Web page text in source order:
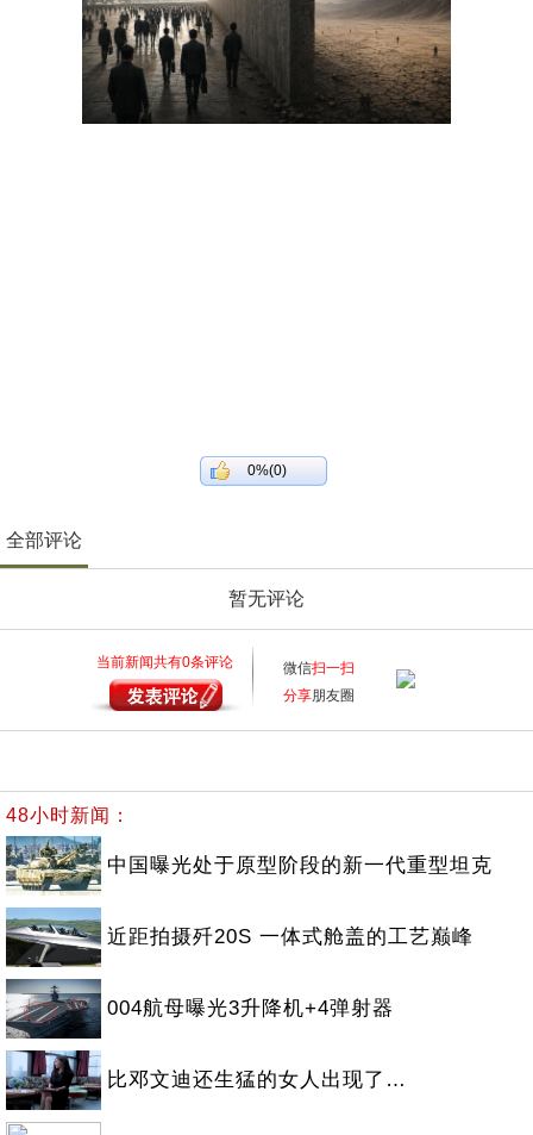
0%(0)
全部评论
暂无评论
当前新闻共有0条评论 微信扫一扫
分享朋友圈
48小时新闻：
中国曝光处于原型阶段的新一代重型坦克
近距拍摄歼20S 一体式舱盖的工艺巅峰
004航母曝光3升降机+4弹射器
比邓文迪还生猛的女人出现了…